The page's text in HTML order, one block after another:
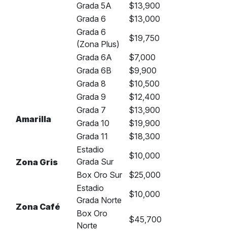
Grada 5A
$13,900
Grada 6
$13,000
Grada 6
(Zona Plus)
$19,750
Grada 6A
$7,000
Grada 6B
$9,900
Grada 8
$10,500
Grada 9
$12,400
Amarilla
Grada 7
$13,900
Grada 10
$19,900
Grada 11
$18,300
Zona Gris
Estadio
Grada Sur
$10,000
Box Oro Sur
$25,000
Zona Café
Estadio
Grada Norte
$10,000
Box Oro
Norte
$45,700